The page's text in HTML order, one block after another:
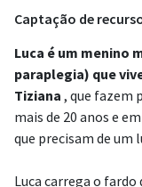
Captação de
Luca é um menino
paraplegia) que
Tiziana , que fazem
mais de 20 anos e
que precisam de um
Luca carrega o